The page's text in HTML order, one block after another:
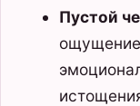
Пустой
ощущение